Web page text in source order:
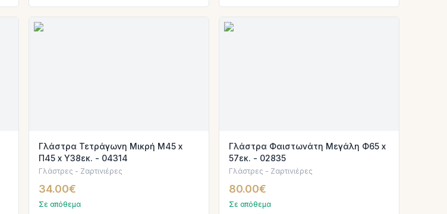
Γλάστρα Τετράγωνη Μικρή Μ45 x
Π45 x Υ38εκ. - 04314
Γλάστρες - Ζαρτινιέρες
34.00€
Σε απόθεμα
Γλάστρα Φαιστωνάτη Μεγάλη Φ65 x
57εκ. - 02835
Γλάστρες - Ζαρτινιέρες
80.00€
Σε απόθεμα